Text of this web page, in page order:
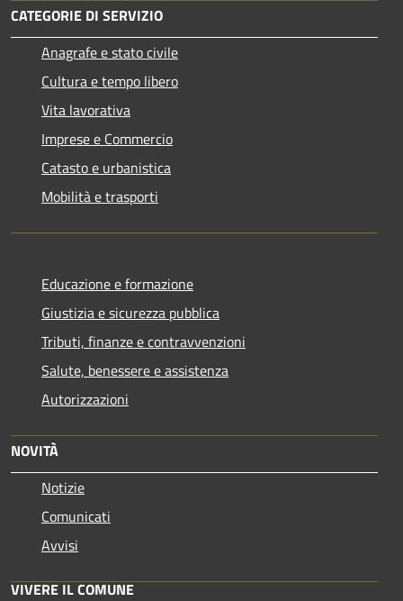
CATEGORIE DI SERVIZIO
Anagrafe e stato civile
Cultura e tempo libero
Vita lavorativa
Imprese e Commercio
Catasto e urbanistica
Mobilità e trasporti
Educazione e formazione
Giustizia e sicurezza pubblica
Tributi, finanze e contravvenzioni
Salute, benessere e assistenza
Autorizzazioni
NOVITÀ
Notizie
Comunicati
Avvisi
VIVERE IL COMUNE